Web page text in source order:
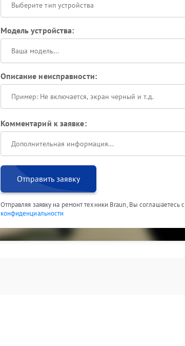
Выберите тип устройства
Модель устройства:
Описание неисправности:
Комментарий к заявке:
Отправить заявку
Отправляя заявку на ремонт техники Braun, Вы соглашаетесь с
конфиденциальности